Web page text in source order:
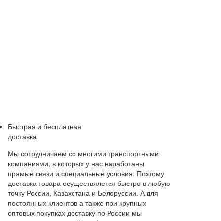
Быстрая и бесплатная
доставка
Мы сотрудничаем со многими транспортными
компаниями, в которых у нас наработаны
прямые связи и специальные условия. Поэтому
доставка товара осуществялется быстро в любую
точку России, Казахстана и Белоруссии. А для
постоянных клиентов а также при крупных
оптовых покупках доставку по России мы